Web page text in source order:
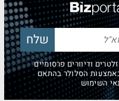
ודיוורים פרסומיים
הסלולר בהתאם